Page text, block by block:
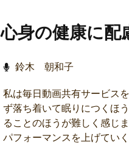
心身の健康に配
鈴木 朝和子
私は毎日動画共有サービス
ず落ち着いて眠りにつくほ
ることのほうが難しく感じ
パフォーマンスを上げてい